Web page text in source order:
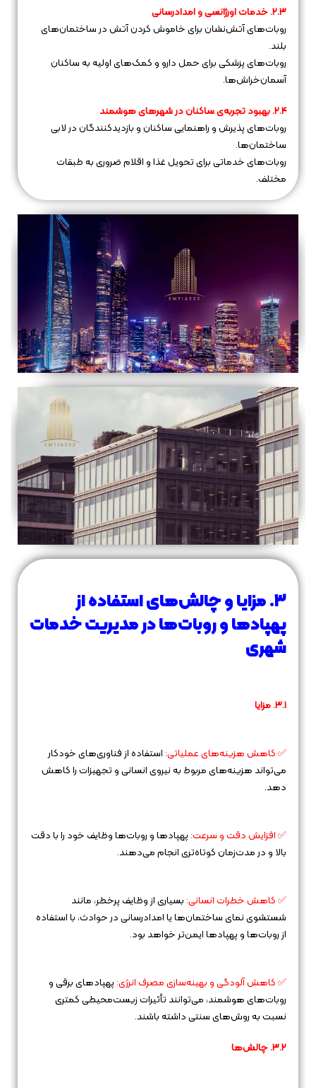
۲.۳. خدمات اورژانسی و امداد‌رسانی
روبات‌های آتش‌نشان برای خاموش کردن آتش در ساختمان‌های
بلند.
روبات‌های پزشکی برای حمل دارو و کمک‌های اولیه به ساکنان
آسمان‌خراش‌ها.
۲.۴. بهبود تجربه‌ی ساکنان در شهرهای هوشمند
روبات‌های پذیرش و راهنمایی ساکنان و بازدیدکنندگان در لابی
ساختمان‌ها.
روبات‌های خدماتی برای تحویل غذا و اقلام ضروری به طبقات
مختلف.
۳. مزایا و چالش‌های استفاده از
پهپادها و روبات‌ها در مدیریت خدمات
شهری
۳.۱. مزایا
✅ کاهش هزینه‌های عملیاتی:استفاده از فناوری‌های خودکار
می‌تواند هزینه‌های مربوط به نیروی انسانی و تجهیزات را کاهش
دهد.
✅ افزایش دقت و سرعت:پهپادها و روبات‌ها وظایف خود را با دقت
بالا و در مدت‌زمان کوتاه‌تری انجام می‌دهند.
✅ کاهش خطرات انسانی:بسیاری از وظایف پرخطر، مانند
شستشوی نمای ساختمان‌ها یا امدادرسانی در حوادث، با استفاده
از روبات‌ها و پهپادها ایمن‌تر خواهد بود.
✅ کاهش آلودگی و بهینه‌سازی مصرف انرژی:پهپادهای برقی و
روبات‌های هوشمند، می‌توانند تأثیرات زیست‌محیطی کمتری
نسبت به روش‌های سنتی داشته باشند.
۳.۲. چالش‌ها